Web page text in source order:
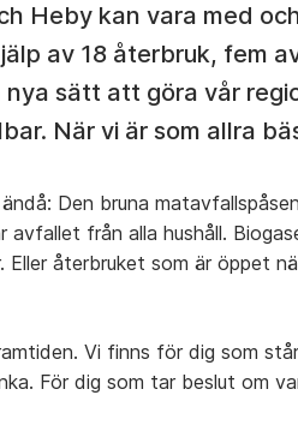
Heby kan vara med
av 18 återbruk, fem
sätt att göra vår
När vi är som allra
Den bruna
från alla hushåll.
återbruket som är öppet
Vi finns för dig som
För dig som tar beslut om